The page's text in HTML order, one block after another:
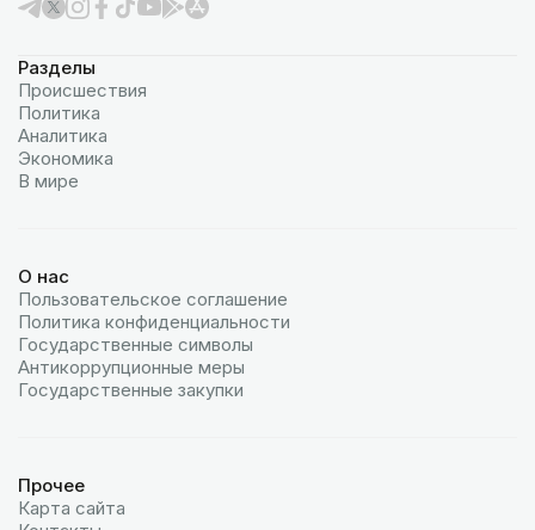
Разделы
Происшествия
Политика
Аналитика
Экономика
В мире
О нас
Пользовательское соглашение
Политика конфиденциальности
Государственные символы
Антикоррупционные меры
Государственные закупки
Прочее
Карта сайта